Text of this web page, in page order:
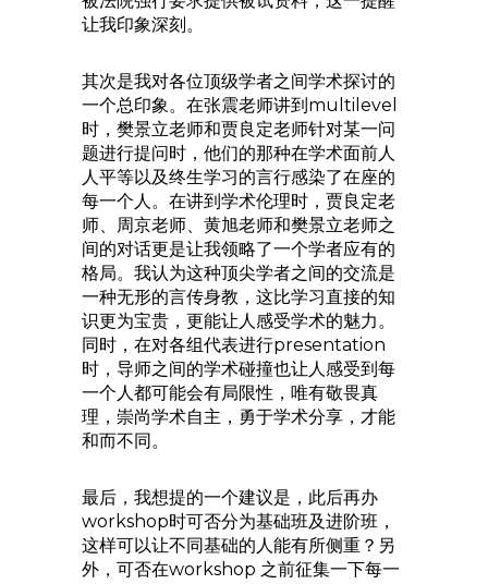
让我印象深刻。
其次是我对各位顶级学者之间学术探讨的
一个总印象。在张震老师讲到multilevel
时，樊景立老师和贾良定老师针对某一问
题进行提问时，他们的那种在学术面前人
人平等以及终生学习的言行感染了在座的
每一个人。在讲到学术伦理时，贾良定老
师、周京老师、黄旭老师和樊景立老师之
间的对话更是让我领略了一个学者应有的
格局。我认为这种顶尖学者之间的交流是
一种无形的言传身教，这比学习直接的知
识更为宝贵，更能让人感受学术的魅力。
同时，在对各组代表进行presentation
时，导师之间的学术碰撞也让人感受到每
一个人都可能会有局限性，唯有敬畏真
理，崇尚学术自主，勇于学术分享，才能
和而不同。
最后，我想提的一个建议是，此后再办
workshop时可否分为基础班及进阶班，
这样可以让不同基础的人能有所侧重？另
外，可否在workshop 之前征集一下每一